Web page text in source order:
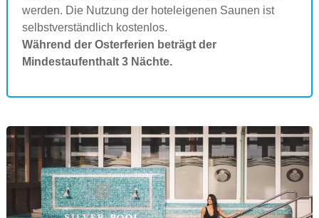
werden. Die Nutzung der hoteleigenen Saunen ist
selbstverständlich kostenlos.
Während der Osterferien beträgt der
Mindestaufenthalt 3 Nächte.